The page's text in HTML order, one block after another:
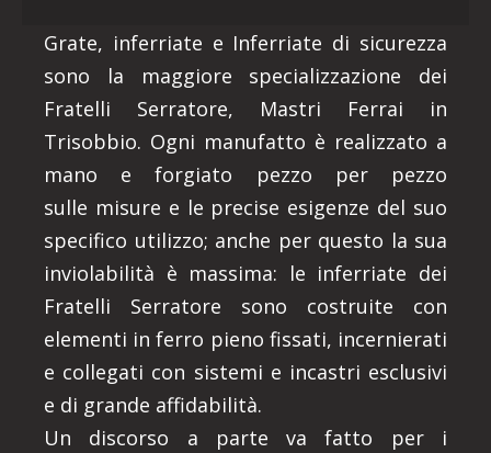
Grate, inferriate e Inferriate di sicurezza
sono la maggiore specializzazione dei
Fratelli Serratore, Mastri Ferrai in
Trisobbio. Ogni manufatto è realizzato a
mano e forgiato pezzo per pezzo
sulle misure e le precise esigenze del suo
specifico utilizzo; anche per questo la sua
inviolabilità è massima: le inferriate dei
Fratelli Serratore sono costruite con
elementi in ferro pieno fissati, incernierati
e collegati con sistemi e incastri esclusivi
e di grande affidabilità.
Un discorso a parte va fatto per i